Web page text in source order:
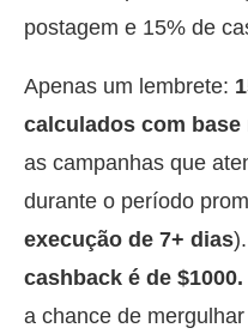
postagem e 15% de
Apenas um lembrete:
calculados com
as campanhas que
durante o período
execução de 7+ dias
cashback é de $1000.
a chance de